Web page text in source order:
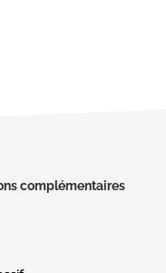
complémentaires